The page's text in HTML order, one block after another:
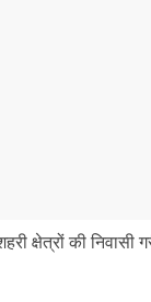
क्षेत्रों की निवासी